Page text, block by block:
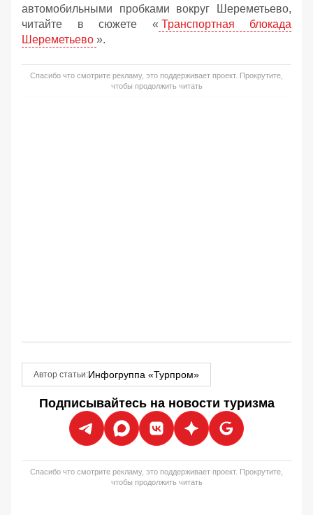
автомобильными пробками вокруг Шереметьево,
читайте в сюжете « Транспортная блокада
Шереметьево ».
Спасибо что смотрите рекламу, это поддерживает проект. Прокрутите,
чтобы продолжить читать
Автор статьи:Инфогруппа «Турпром»
Подписывайтесь на новости туризма
Спасибо что смотрите рекламу, это поддерживает проект. Прокрутите,
чтобы продолжить читать